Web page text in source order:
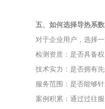
五、如何选择导热系
对于企业用户，选择
检测资质：是否具备
技术实力：是否拥有
服务范围：是否能够
案例积累：通过过往